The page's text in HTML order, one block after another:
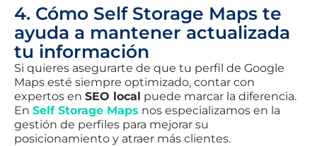
4. Cómo Self Storage Maps te
ayuda a mantener actualizada
tu información
Si quieres asegurarte de que tu perfil de Google
Maps esté siempre optimizado, contar con
expertos en SEO local puede marcar la diferencia.
En Self Storage Maps nos especializamos en la
gestión de perfiles para mejorar su
posicionamiento y atraer más clientes.